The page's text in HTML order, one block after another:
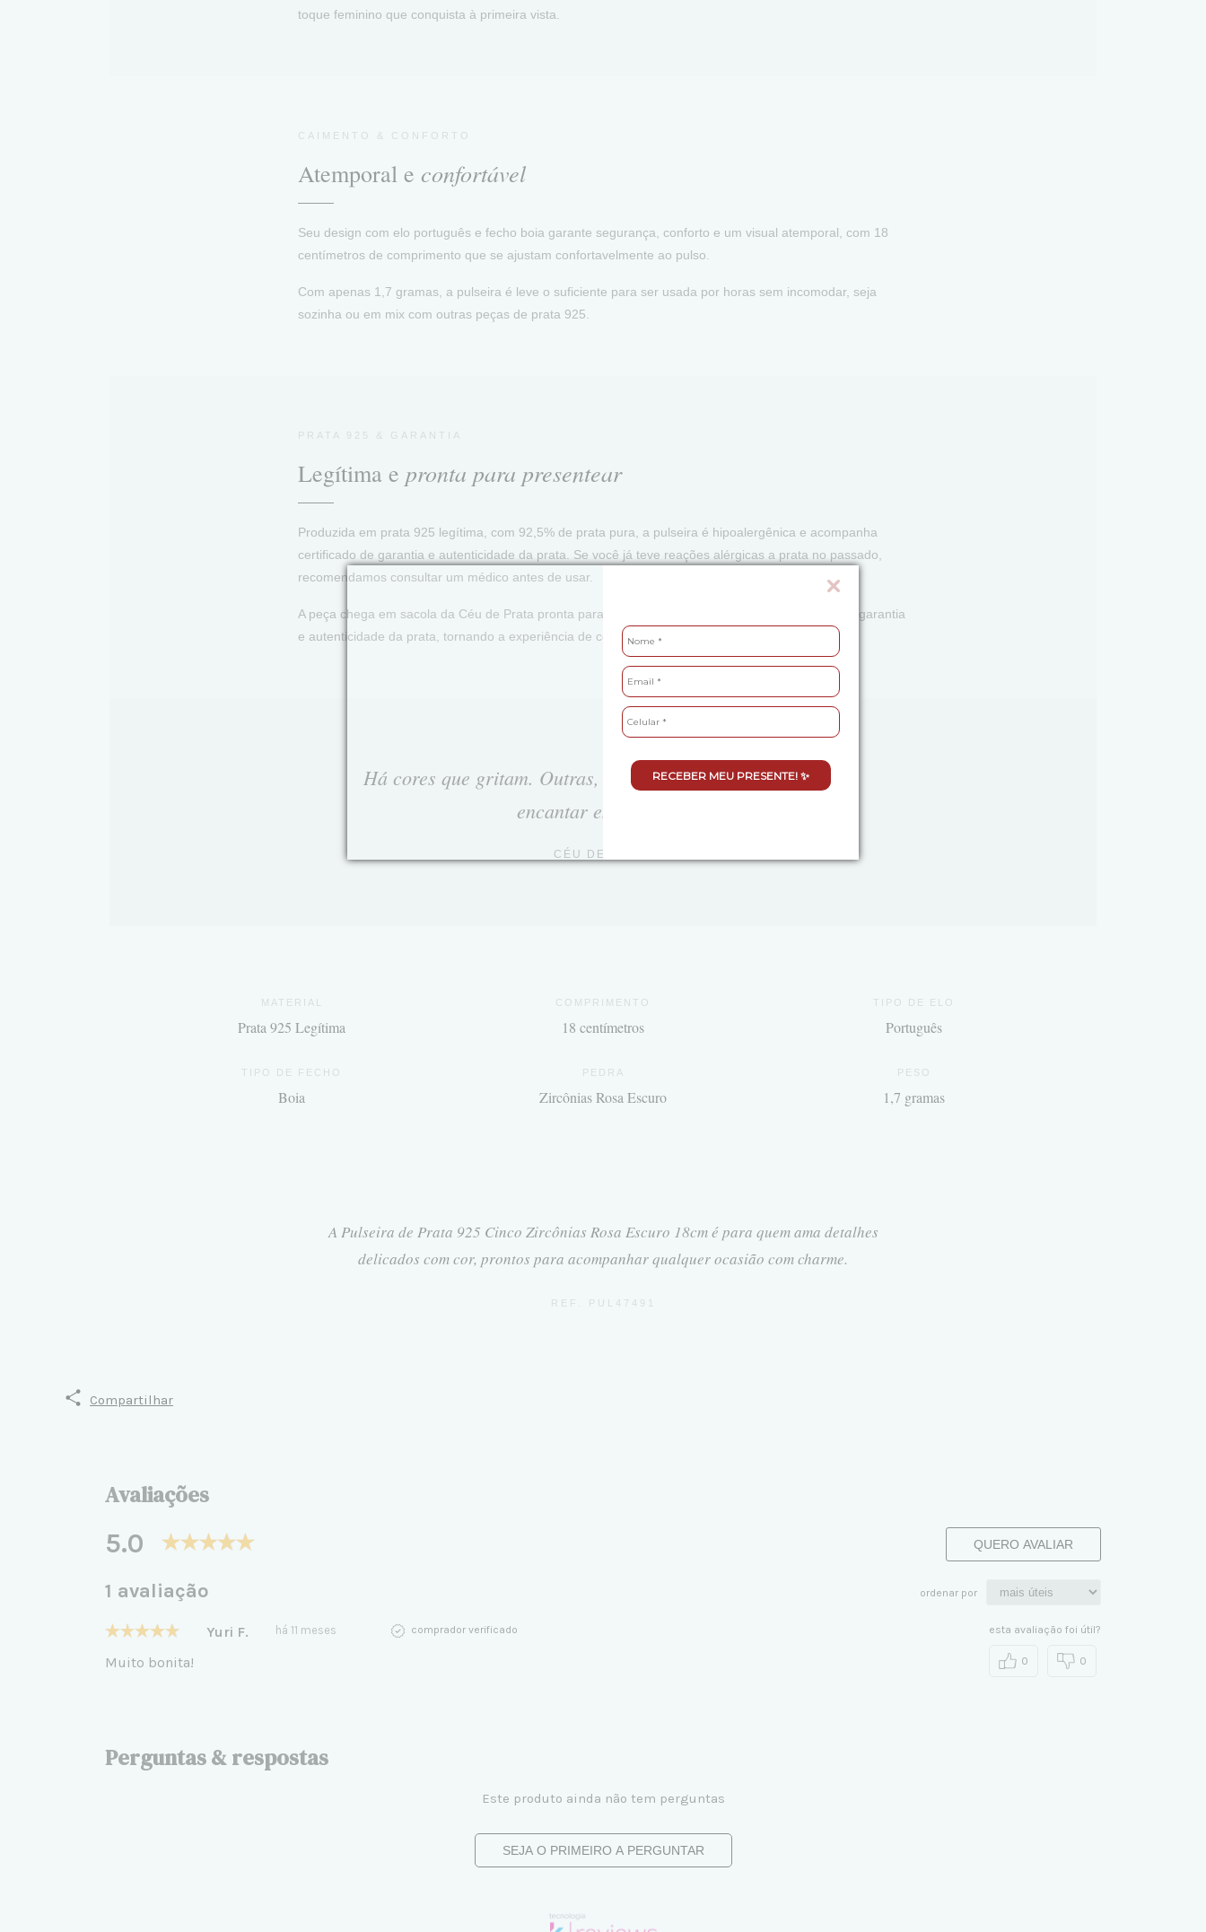
RECEBER MEU PRESENTE! ✨
toque feminino que conquista à primeira vista.
CAIMENTO & CONFORTO
Atemporal e confortável
Seu design com elo português e fecho boia garante segurança, conforto e um visual atemporal, com 18
centímetros de comprimento que se ajustam confortavelmente ao pulso.
Com apenas 1,7 gramas, a pulseira é leve o suficiente para ser usada por horas sem incomodar, seja
sozinha ou em mix com outras peças de prata 925.
PRATA 925 & GARANTIA
Legítima e pronta para presentear
Produzida em prata 925 legítima, com 92,5% de prata pura, a pulseira é hipoalergênica e acompanha
certificado de garantia e autenticidade da prata. Se você já teve reações alérgicas a prata no passado,
recomendamos consultar um médico antes de usar.
A peça chega em sacola da Céu de Prata pronta para presentear, acompanhada do certificado de garantia
e autenticidade da prata, tornando a experiência de compra tão especial quanto a própria joia.
Há cores que gritam. Outras, como o rosa escuro, preferem
encantar em silêncio.
CÉU DE PRATA
MATERIAL
Prata 925 Legítima
COMPRIMENTO
18 centímetros
TIPO DE ELO
Português
TIPO DE FECHO
Boia
PEDRA
Zircônias Rosa Escuro
PESO
1,7 gramas
A Pulseira de Prata 925 Cinco Zircônias Rosa Escuro 18cm é para quem ama detalhes
delicados com cor, prontos para acompanhar qualquer ocasião com charme.
REF. PUL47491
Compartilhar
Avaliações
5.0 QUERO AVALIAR
1 avaliação ordenar por
Yuri F. há 11 meses comprador verificado
Muito bonita!
esta avaliação foi útil?
0 0
Perguntas & respostas
Este produto ainda não tem perguntas
SEJA O PRIMEIRO A PERGUNTAR